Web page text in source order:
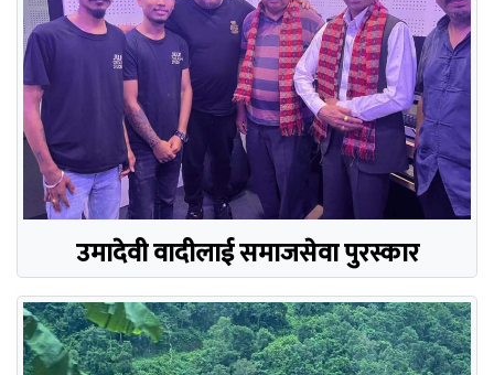
उमादेवी वादीलाई समाजसेवा पुरस्कार